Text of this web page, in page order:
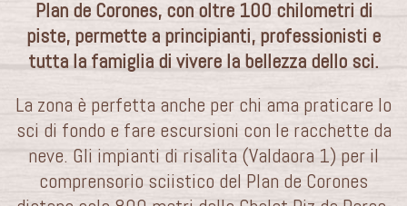
Plan de Corones, con oltre 100 chilometri di
piste, permette a principianti, professionisti e
tutta la famiglia di vivere la bellezza dello sci.
La zona è perfetta anche per chi ama praticare lo
sci di fondo e fare escursioni con le racchette da
neve. Gli impianti di risalita (Valdaora 1) per il
comprensorio sciistico del Plan de Corones